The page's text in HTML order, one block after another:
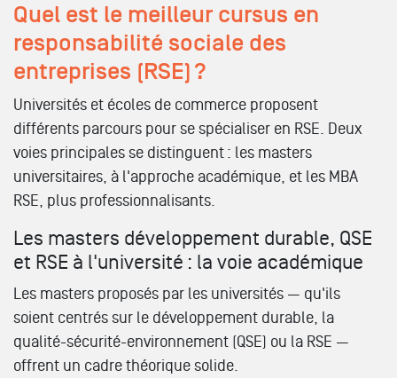
Quel est le meilleur cursus en
responsabilité sociale des
entreprises (RSE) ?
Universités et écoles de commerce proposent
différents parcours pour se spécialiser en RSE. Deux
voies principales se distinguent : les masters
universitaires, à l'approche académique, et les MBA
RSE, plus professionnalisants.
Les masters développement durable, QSE
et RSE à l'université : la voie académique
Les masters proposés par les universités — qu'ils
soient centrés sur le développement durable, la
qualité-sécurité-environnement (QSE) ou la RSE —
offrent un cadre théorique solide.